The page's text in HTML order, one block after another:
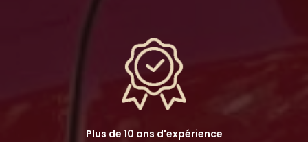
Plus de 10 ans d'expérience